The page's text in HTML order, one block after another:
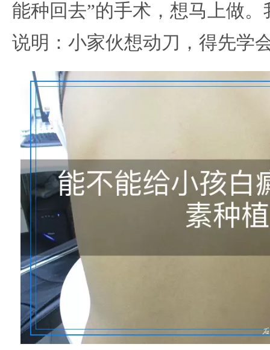
能种回去”的手术，想马上做
说明：小家伙想动刀，得先学